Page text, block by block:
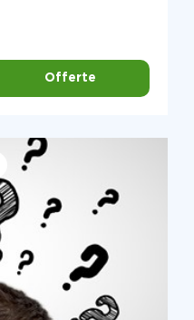
Offerte